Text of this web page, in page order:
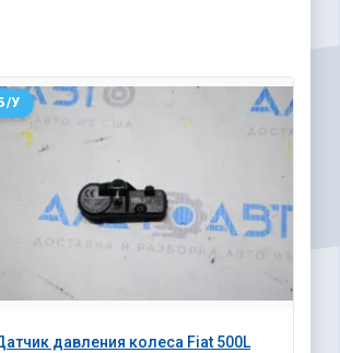
давления колеса Fiat 500L
Б/У